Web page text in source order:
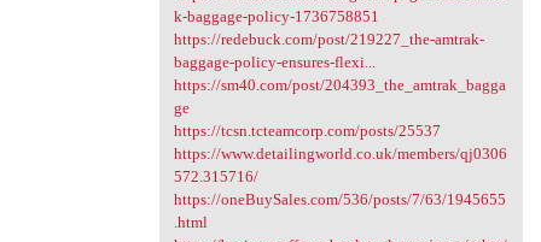
k-baggage-policy-1736758851
https://redebuck.com/post/219227_the-amtrak-
baggage-policy-ensures-flexi...
https://sm40.com/post/204393_the_amtrak_bagga
ge
https://tcsn.tcteamcorp.com/posts/25537
https://www.detailingworld.co.uk/members/qj0306
572.315716/
https://oneBuySales.com/536/posts/7/63/1945655
.html